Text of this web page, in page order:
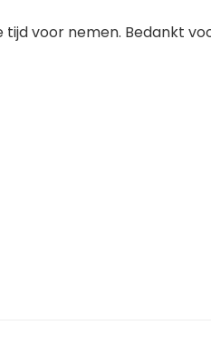
tijd voor nemen. Bedankt